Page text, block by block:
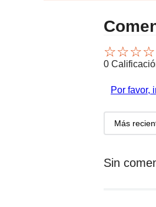
☆☆☆☆
0
Por favor,
Más